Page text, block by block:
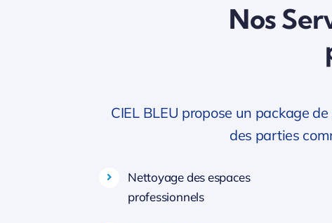
Nos
CIEL BLEU propose un package
des parties
Nettoyage des espaces
professionnels